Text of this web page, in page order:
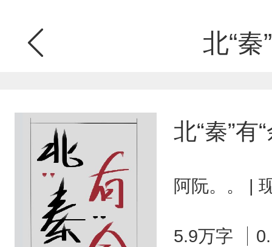
北“秦
北“秦”有
阿阮。。 |
5.9万字